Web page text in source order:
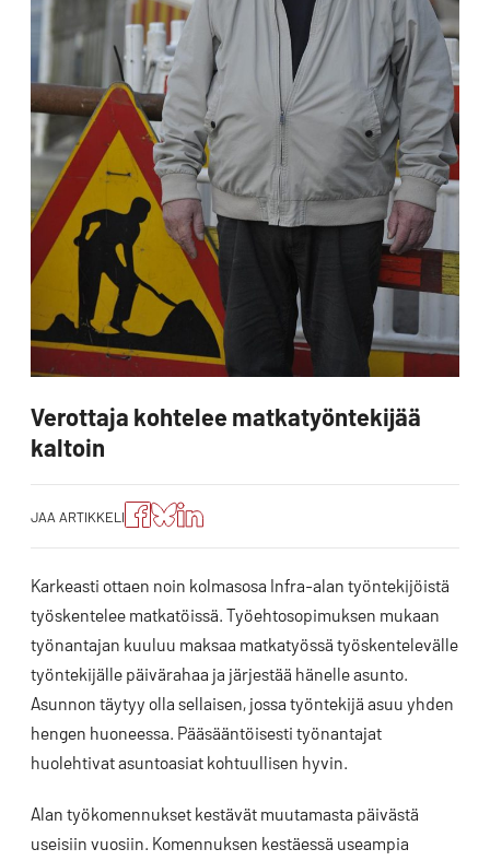
Verottaja kohtelee matkatyöntekijää
kaltoin
JAA ARTIKKELI
Jaa
artikkeli
Facebookissa
Jaa
artikkeli
Blueskyssa
Jako:
Jaa
artikkeli
Karkeasti ottaen noin kolmasosa Infra-alan työntekijöistä
työskentelee matkatöissä. Työehtosopimuksen mukaan
työnantajan kuuluu maksaa matkatyössä työskentelevälle
työntekijälle päivärahaa ja järjestää hänelle asunto.
Asunnon täytyy olla sellaisen, jossa työntekijä asuu yhden
hengen huoneessa. Pääsääntöisesti työnantajat
huolehtivat asuntoasiat kohtuullisen hyvin.
Alan työkomennukset kestävät muutamasta päivästä
useisiin vuosiin. Komennuksen kestäessä useampia